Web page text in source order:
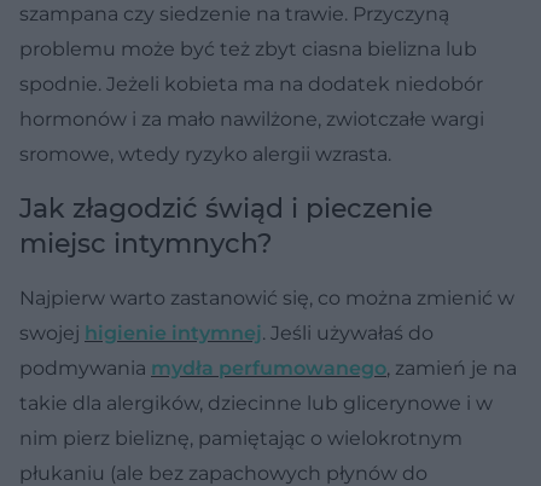
szampana czy siedzenie na trawie. Przyczyną
problemu może być też zbyt ciasna bielizna lub
spodnie. Jeżeli kobieta ma na dodatek niedobór
hormonów i za mało nawilżone, zwiotczałe wargi
sromowe, wtedy ryzyko alergii wzrasta.
Jak złagodzić świąd i pieczenie
miejsc intymnych?
Najpierw warto zastanowić się, co można zmienić w
swojej higienie intymnej. Jeśli używałaś do
podmywania mydła perfumowanego, zamień je na
takie dla alergików, dziecinne lub glicerynowe i w
nim pierz bieliznę, pamiętając o wielokrotnym
płukaniu (ale bez zapachowych płynów do